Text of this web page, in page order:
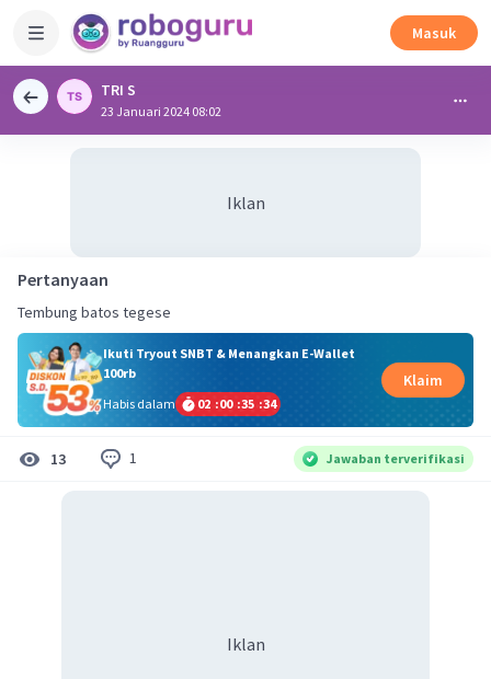
Masuk
TRI S
23 Januari 2024 08:02
Iklan
Pertanyaan
Tembung batos tegese
Ikuti Tryout SNBT & Menangkan E-Wallet
100rb
Habis dalam
02 :00 :35 :33
Klaim
13 1 Jawaban terverifikasi
Iklan